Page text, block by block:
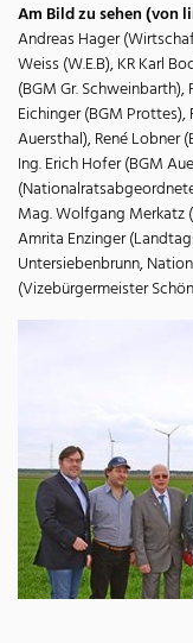
Am Bild zu sehen (von
Andreas Hager
Weiss (W.E.B), KR Karl
(BGM Gr. Schweinbarth),
Eichinger (BGM
Auersthal), René Lobner
Ing. Erich Hofer (BGM
Mag. Wolfgang Merkatz
Amrita Enzinger
Untersiebenbrunn,
(Vizebürgermeister